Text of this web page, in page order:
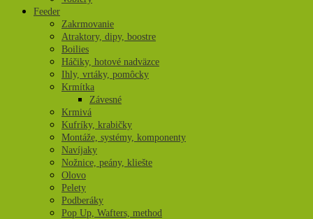
Feeder
Zakrmovanie
Atraktory, dipy, boostre
Boilies
Háčiky, hotové nadväzce
Ihly, vrtáky, pomôcky
Krmítka
Závesné
Krmivá
Kufríky, krabičky
Montáže, systémy, komponenty
Navíjaky
Nožnice, peány, kliešte
Olovo
Pelety
Podberáky
Pop Up, Wafters, method